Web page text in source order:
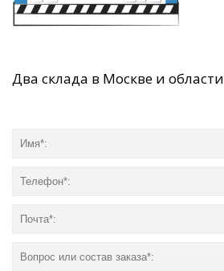
Два склада в Москве и области